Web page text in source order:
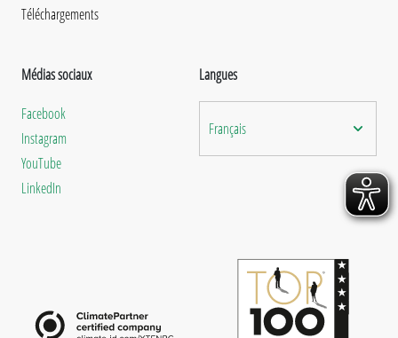
Téléchargements
Médias sociaux
Facebook
Instagram
YouTube
LinkedIn
Langues
Français